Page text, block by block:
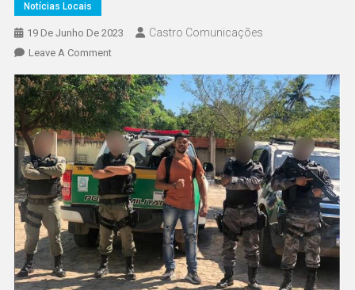
Notícias Locais
19 De Junho De 2023 Castro Comunicações
Leave A Comment